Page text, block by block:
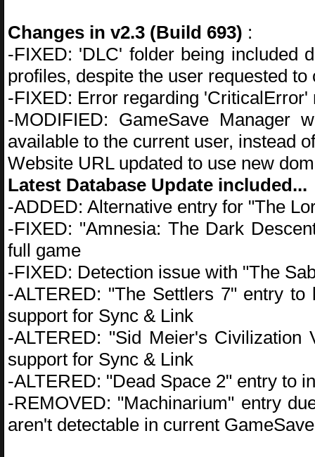
Changes in v2.3 (Build 693) :
-FIXED: 'DLC' folder being included
profiles, despite the user requested
-FIXED: Error regarding
-MODIFIED: GameSave Manager
available to the current user, instead
Website URL updated to use new
Latest Database Update included...
-ADDED: Alternative entry for "The
-FIXED: "Amnesia: The Dark
full game
-FIXED: Detection issue with "The
-ALTERED: "The Settlers 7" entry
support for Sync & Link
-ALTERED: "Sid Meier's
support for Sync & Link
-ALTERED: "Dead Space 2" entry to
-REMOVED: "Machinarium" entry
aren't detectable in current